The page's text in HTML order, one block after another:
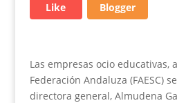
Like Blogger
Las empresas ocio educativas,
Federación Andaluza (FAESC)
directora general, Almudena